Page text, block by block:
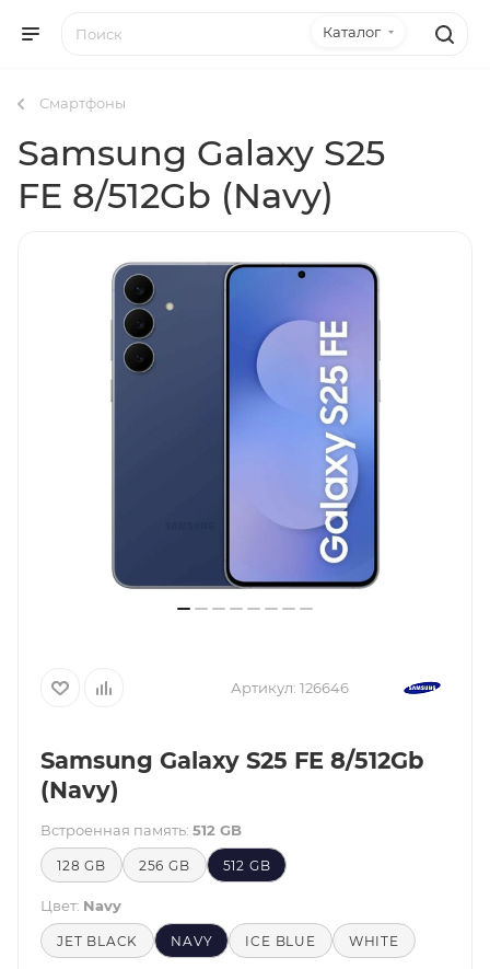
Каталог
Смартфоны
Samsung Galaxy S25
FE 8/512Gb (Navy)
Артикул: 126646
Samsung Galaxy S25 FE 8/512Gb
(Navy)
Встроенная память: 512 GB
128 GB 256 GB 512 GB
Цвет: Navy
JET BLACK NAVY ICE BLUE WHITE